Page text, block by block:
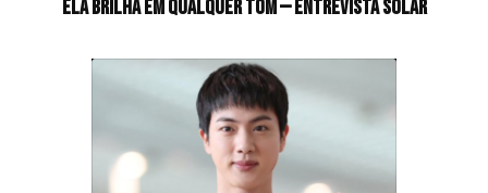
Ela brilha em qualquer tom — Entrevista Solar